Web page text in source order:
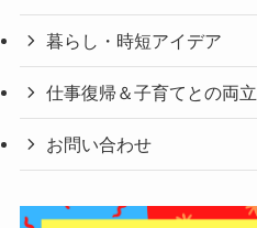
暮らし・時短アイデア
仕事復帰＆子育てとの両立
お問い合わせ